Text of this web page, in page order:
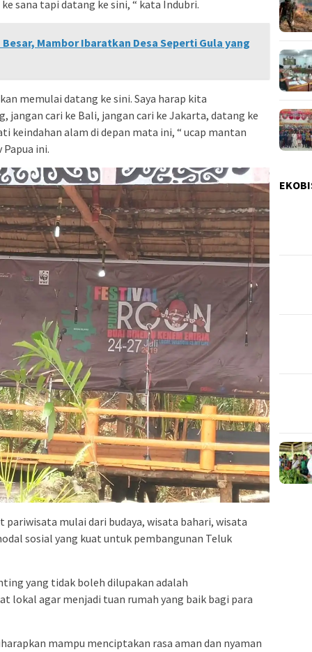
sana tapi datang ke sini, “ kata Indubri.
Besar, Mambor Ibaratkan Desa Seperti Gula yang
memulai datang ke sini. Saya harap kita
jangan cari ke Bali, jangan cari ke Jakarta, datang ke
keindahan alam di depan mata ini, “ ucap mantan
ini.
mulai dari budaya, wisata bahari, wisata
sosial yang kuat untuk pembangunan Teluk
yang tidak boleh dilupakan adalah
lokal agar menjadi tuan rumah yang baik bagi para
mampu menciptakan rasa aman dan nyaman